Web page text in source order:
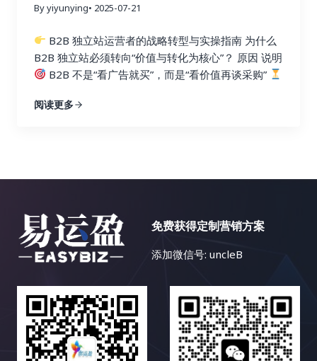
By yiyunying• 2025-07-21
B2B 独立站运营者的战略转型与实操指南 为什么
B2B 独立站必须转向“价值与转化为核心”？ 原因 说明
B2B 不是“看广告就买”，而是“看价值再谈采购”
购
用户需要信任 仅靠 SEO 流量很难促成转化，需
约，比 10,000 次无效流量更有意义 从“流量为王”转
新思维（价值+转化为王） 追求页面访问量 关注线索
质量、转化率 用关键词堆砌内容 用价值内容教育用
户 每篇文章追流量 每篇内容有转化目标（CTA） 重
SEO 排名 更重内容体验、信任感、行动引导 只看 GA
种转变？具体操作指南如下：
1. 明确内容的“转化
目标”而非“流量目标”…
阅读更多
免费获得定制营销方案
添加微信号: uncleB